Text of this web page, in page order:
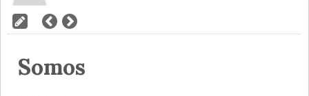
Somos